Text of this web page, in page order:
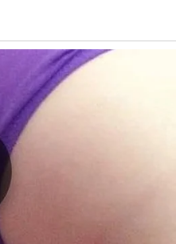
DESERT OD LIMUNA?
temeljito očišćen. Uzmite
s limuna, pazeći da ne
gorku bijelu srž. Nakon što
i iscijedite njegov
upotrebu.
konzistenciju,
kondenzirano mlijeko i
velikoj posudi za miješanje.